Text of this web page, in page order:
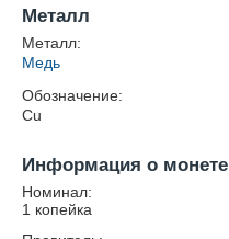
Металл
Металл:
Медь
Обозначение:
Cu
Информация о монете
Номинал:
1 копейка